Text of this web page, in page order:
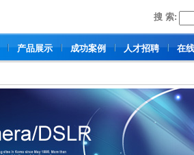
搜 索:
产品展示 成功案例 人才招聘 在